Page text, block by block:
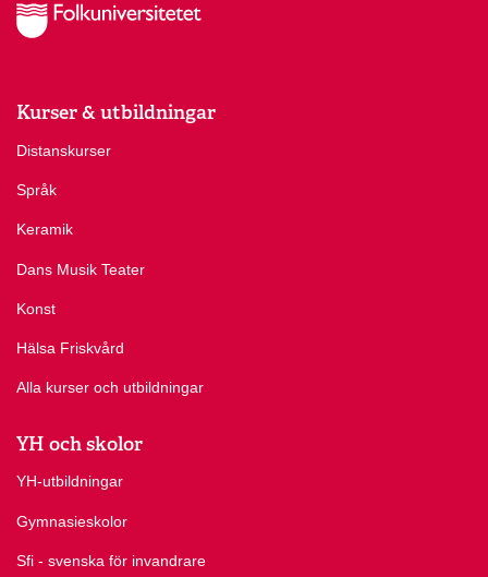
Kurser & utbildningar
Distanskurser
Språk
Keramik
Dans Musik Teater
Konst
Hälsa Friskvård
Alla kurser och utbildningar
YH och skolor
YH-utbildningar
Gymnasieskolor
Sfi - svenska för invandrare